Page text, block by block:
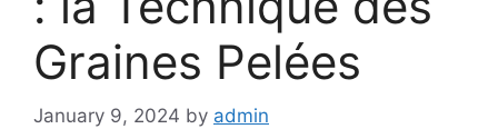
Graines Pelées
January 9, 2024 by admin